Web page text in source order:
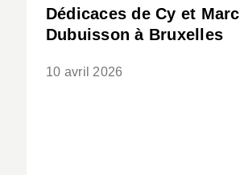
Dédicaces de Cy et Marc
Dubuisson à Bruxelles
10 avril 2026